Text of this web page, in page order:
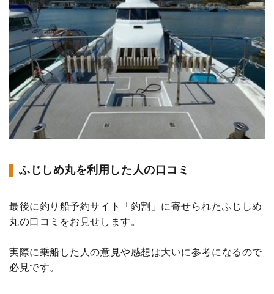
ふじしめ丸を利用した人の口コミ
最後に釣り船予約サイト「釣割」に寄せられたふじしめ
丸の口コミをお見せします。
実際に乗船した人の意見や感想は大いに参考になるので
必見です。